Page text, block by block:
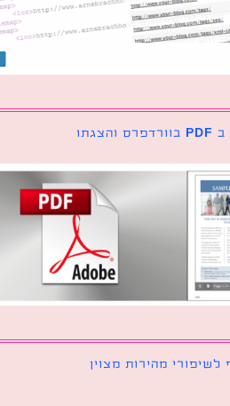
מהירות מצוין